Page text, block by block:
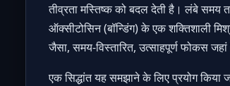
तीव्रता मस्तिष्क को बदल देती है। लंबे समय
ऑक्सीटोसिन (बॉन्डिंग) के एक शक्तिशाली
जैसा, समय-विस्तारित, उत्साहपूर्ण फोकस जहां
एक सिद्धांत यह समझाने के लिए प्रयोग किया